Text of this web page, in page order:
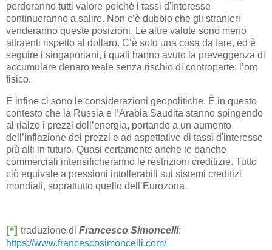
perderanno tutti valore poiché i tassi d'interesse
continueranno a salire. Non c’è dubbio che gli stranieri
venderanno queste posizioni. Le altre valute sono meno
attraenti rispetto al dollaro. C’è solo una cosa da fare, ed è
seguire i singaporiani, i quali hanno avuto la preveggenza di
accumulare denaro reale senza rischio di controparte: l’oro
fisico.
E infine ci sono le considerazioni geopolitiche. È in questo
contesto che la Russia e l’Arabia Saudita stanno spingendo
al rialzo i prezzi dell’energia, portando a un aumento
dell’inflazione dei prezzi e ad aspettative di tassi d'interesse
più alti in futuro. Quasi certamente anche le banche
commerciali intensificheranno le restrizioni creditizie. Tutto
ciò equivale a pressioni intollerabili sui sistemi creditizi
mondiali, soprattutto quello dell’Eurozona.
[*] traduzione di Francesco Simoncelli:
https://www.francescosimoncelli.com/